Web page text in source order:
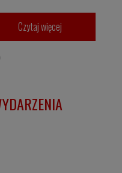
Czytaj więcej